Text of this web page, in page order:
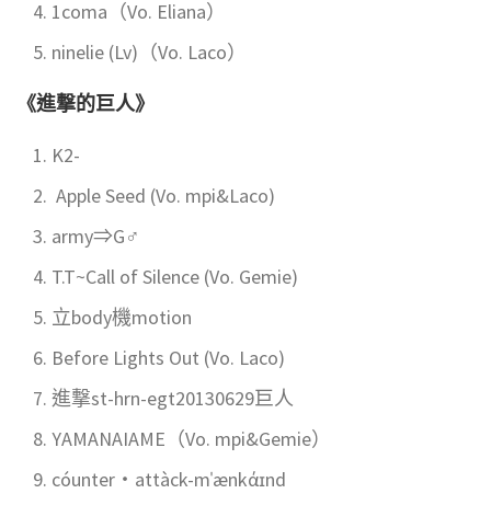
1coma（Vo. Eliana）
ninelie (Lv)（Vo. Laco）
《進撃的巨人》
K2-
Apple Seed (Vo. mpi&Laco)
army⇒G♂
T.T~Call of Silence (Vo. Gemie)
立body機motion
Before Lights Out (Vo. Laco)
進撃st-hrn-egt20130629巨人
YAMANAIAME（Vo. mpi&Gemie）
cóunter・attàck-mˈænkάɪnd